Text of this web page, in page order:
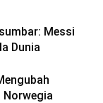
Messi
Dunia
Norwegia